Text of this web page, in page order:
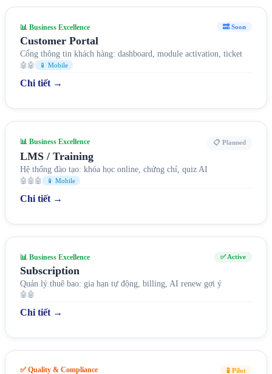
📊 Business Excellence 🔜 Soon
Customer Portal
Cổng thông tin khách hàng: dashboard, module activation, ticket
🤖🤖 📱 Mobile
Chi tiết →
📊 Business Excellence 📋 Planned
LMS / Training
Hệ thống đào tạo: khóa học online, chứng chỉ, quiz AI
🤖🤖🤖 📱 Mobile
Chi tiết →
📊 Business Excellence ✅ Active
Subscription
Quản lý thuê bao: gia hạn tự động, billing, AI renew gợi ý
🤖🤖
Chi tiết →
✅ Quality & Compliance 🧪 Pilot